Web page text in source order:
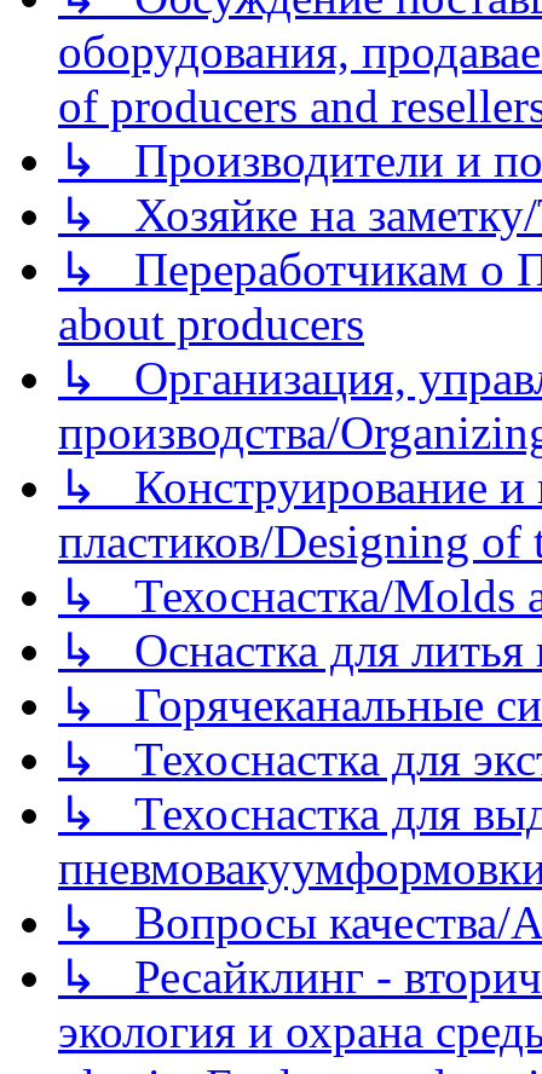
оборудования,
of producers and
↳ Производители и
↳ Хозяйке на
↳ Переработчикам о
about producers
↳ Организация,
производства/
↳ Конструирование и
пластиков/Designing of
↳ Техоснастка/Molds
↳ Оснастка для литья
↳ Горячеканальные
↳ Техоснастка для
↳ Техоснастка для
↳ Вопросы качества/
↳ Ресайклинг -
экология и охрана